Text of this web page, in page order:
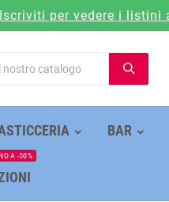
Iscriviti per vedere i listini
BAR
A -50%